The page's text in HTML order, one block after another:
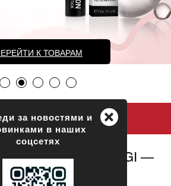
К ТОВАРАМ
косметика GIGI —
сайт
+
за новостями и
в наших
соцсетях